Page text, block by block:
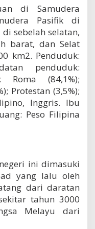
di Samudera
Pasifik di
sebelah selatan,
barat, dan Selat
km2. Penduduk:
penduduk:
Roma (84,1%);
Protestan (3,5%);
Inggris. Ibu
Peso Filipina
ini dimasuki
yang lalu oleh
dari daratan
tahun 3000
Melayu dari